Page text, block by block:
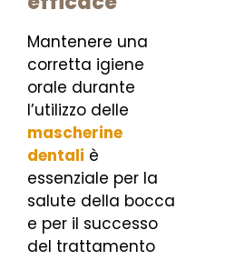
Mantenere una
corretta igiene
orale durante
l’utilizzo delle
mascherine
dentali è
essenziale per la
salute della bocca
e per il successo
del trattamento